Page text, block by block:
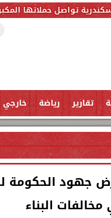
لرفع تراكمات المخلفات
تقارير رياضة خارجي
جهود الحكومة
البناء